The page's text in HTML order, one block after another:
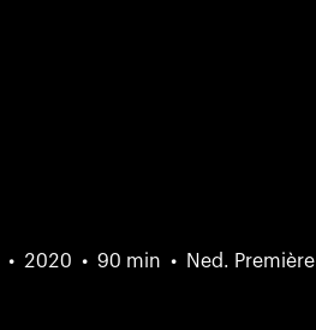
2020 90 min Ned. Première